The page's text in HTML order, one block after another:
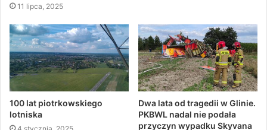
11 lipca, 2025
100 lat piotrkowskiego
lotniska
4 stycznia, 2025
Dwa lata od tragedii w Glinie.
PKBWL nadal nie podała
przyczyn wypadku Skyvana